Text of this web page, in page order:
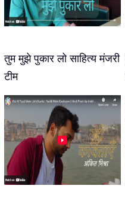
तुम मुझे पुकार लो साहित्य मंजरी
टीम